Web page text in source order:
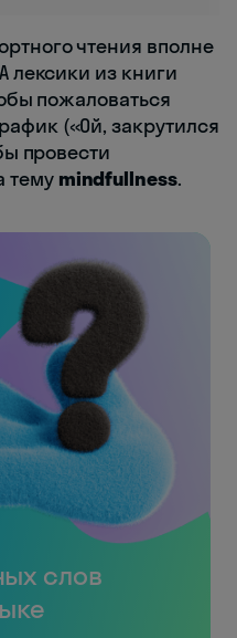
чтения вполне
лексики из книги
пожаловаться
(«Ой, закрутился
провести
тему mindfullness.
слов